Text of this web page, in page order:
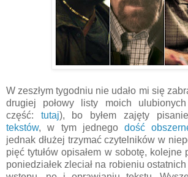
W zeszłym tygodniu nie udało mi się
drugiej połowy listy moich
część: tutaj), bo byłem zajęty
tekstów, w tym jednegodość
jednak dłużej trzymać czytelników w
pięć tytułów opisałem w sobotę,
poniedziałek zleciał na robieniu